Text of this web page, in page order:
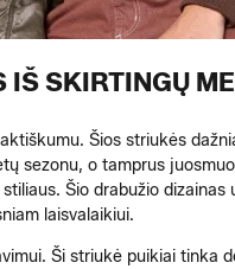
SKIRTINGŲ
Šios striukės
sezonu, o tamprus
Šio drabužio
laisvalaikiui.
Ši striukė puikiai tinka